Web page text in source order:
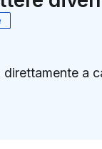
direttamente a